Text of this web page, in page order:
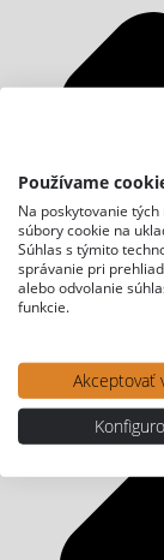
Používame
Na poskytovanie
súbory cookie na
Súhlas s týmito
správanie pri
alebo odvolanie
funkcie.
Akceptovať